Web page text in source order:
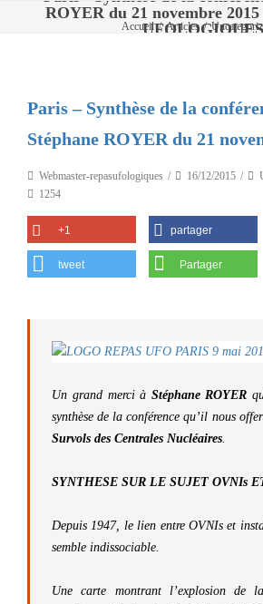
ROYER du 21 novembre
UFOLOGIQUES
Accueil / Articles /
Paris – Synthèse de la
Stéphane ROYER du 21
Webmaster-repasufologiques 16/12/2015
1254
+1 partager
tweet Partager
Un grand merci à Stéphane ROYER
synthèse de la conférence qu’il nous
Survols des Centrales Nucléaires.
SYNTHESE SUR LE SUJET OVNIs
Depuis 1947, le lien entre OVNIs et
semble indissociable.
Une carte montrant l’explosion de